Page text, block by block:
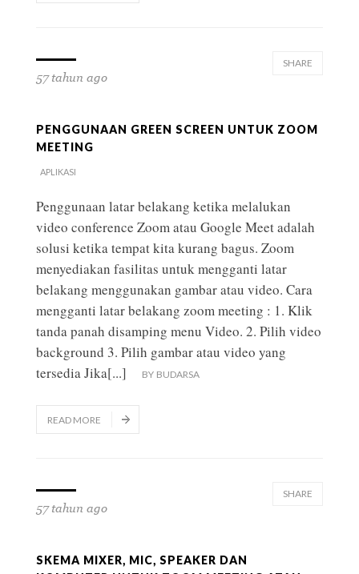
57 tahun ago
SHARE
PENGGUNAAN GREEN SCREEN UNTUK ZOOM
MEETING
APLIKASI
Penggunaan latar belakang ketika melalukan
video conference Zoom atau Google Meet adalah
solusi ketika tempat kita kurang bagus. Zoom
menyediakan fasilitas untuk mengganti latar
belakang menggunakan gambar atau video. Cara
mengganti latar belakang zoom meeting : 1. Klik
tanda panah disamping menu Video. 2. Pilih video
background 3. Pilih gambar atau video yang
tersedia Jika[...] BY BUDARSA
READ MORE
57 tahun ago
SHARE
SKEMA MIXER, MIC, SPEAKER DAN